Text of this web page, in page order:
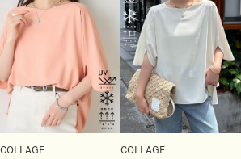
COLLAGE
COLLAGE